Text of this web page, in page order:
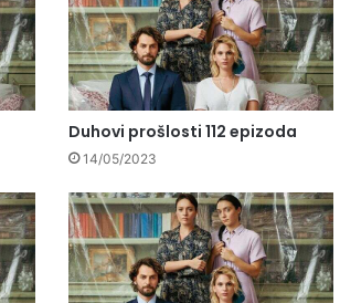
Duhovi prošlosti 112 epizoda
14/05/2023